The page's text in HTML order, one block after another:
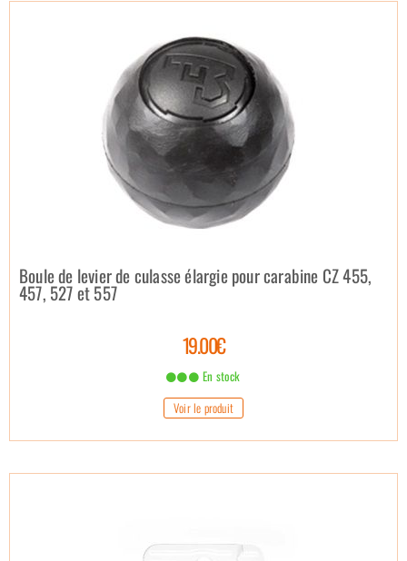
Boule de levier de culasse élargie pour carabine CZ 455,
457, 527 et 557
19.00€
En stock
Voir le produit